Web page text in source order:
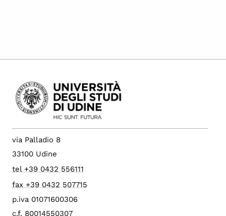
via Palladio 8
33100 Udine
tel +39 0432 556111
fax +39 0432 507715
p.iva 01071600306
c.f. 80014550307